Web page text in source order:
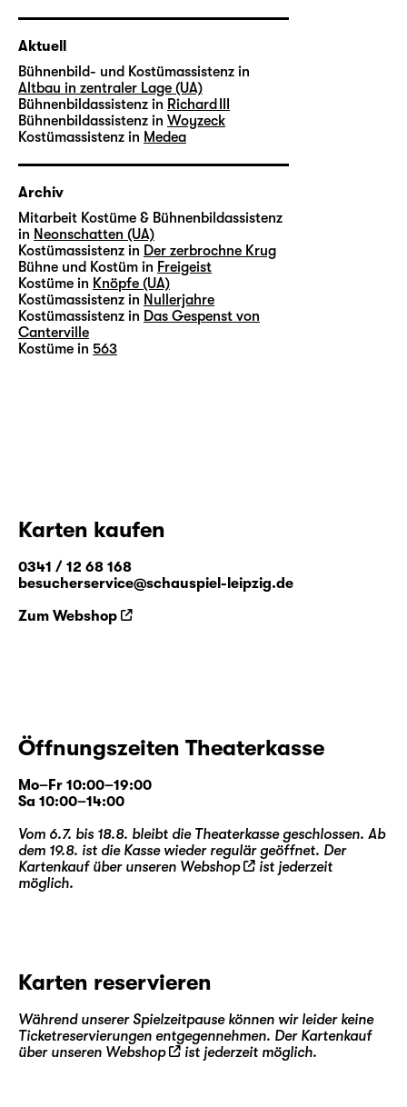
Aktuell
Bühnenbild- und Kostümassistenz in
Altbau in zentraler Lage (UA)
Bühnenbildassistenz in Richard III
Bühnenbildassistenz in Woyzeck
Kostümassistenz in Medea
Archiv
Mitarbeit Kostüme & Bühnenbildassistenz
in Neonschatten (UA)
Kostümassistenz in Der zerbrochne Krug
Bühne und Kostüm in Freigeist
Kostüme in Knöpfe (UA)
Kostümassistenz in Nullerjahre
Kostümassistenz in Das Gespenst von
Canterville
Kostüme in 563
Karten kaufen
0341 / 12 68 168
besucherservice@schauspiel-leipzig.de
Zum Webshop
Öffnungszeiten Theaterkasse
Mo–Fr 10:00–19:00
Sa 10:00–14:00
Vom 6.7. bis 18.8. bleibt die Theaterkasse geschlossen. Ab
dem 19.8. ist die Kasse wieder regulär geöffnet. Der
Kartenkauf über unseren Webshop
ist jederzeit
möglich.
Karten reservieren
Während unserer Spielzeitpause können wir leider keine
Ticketreservierungen entgegennehmen. Der Kartenkauf
über unseren Webshop ist jederzeit möglich.